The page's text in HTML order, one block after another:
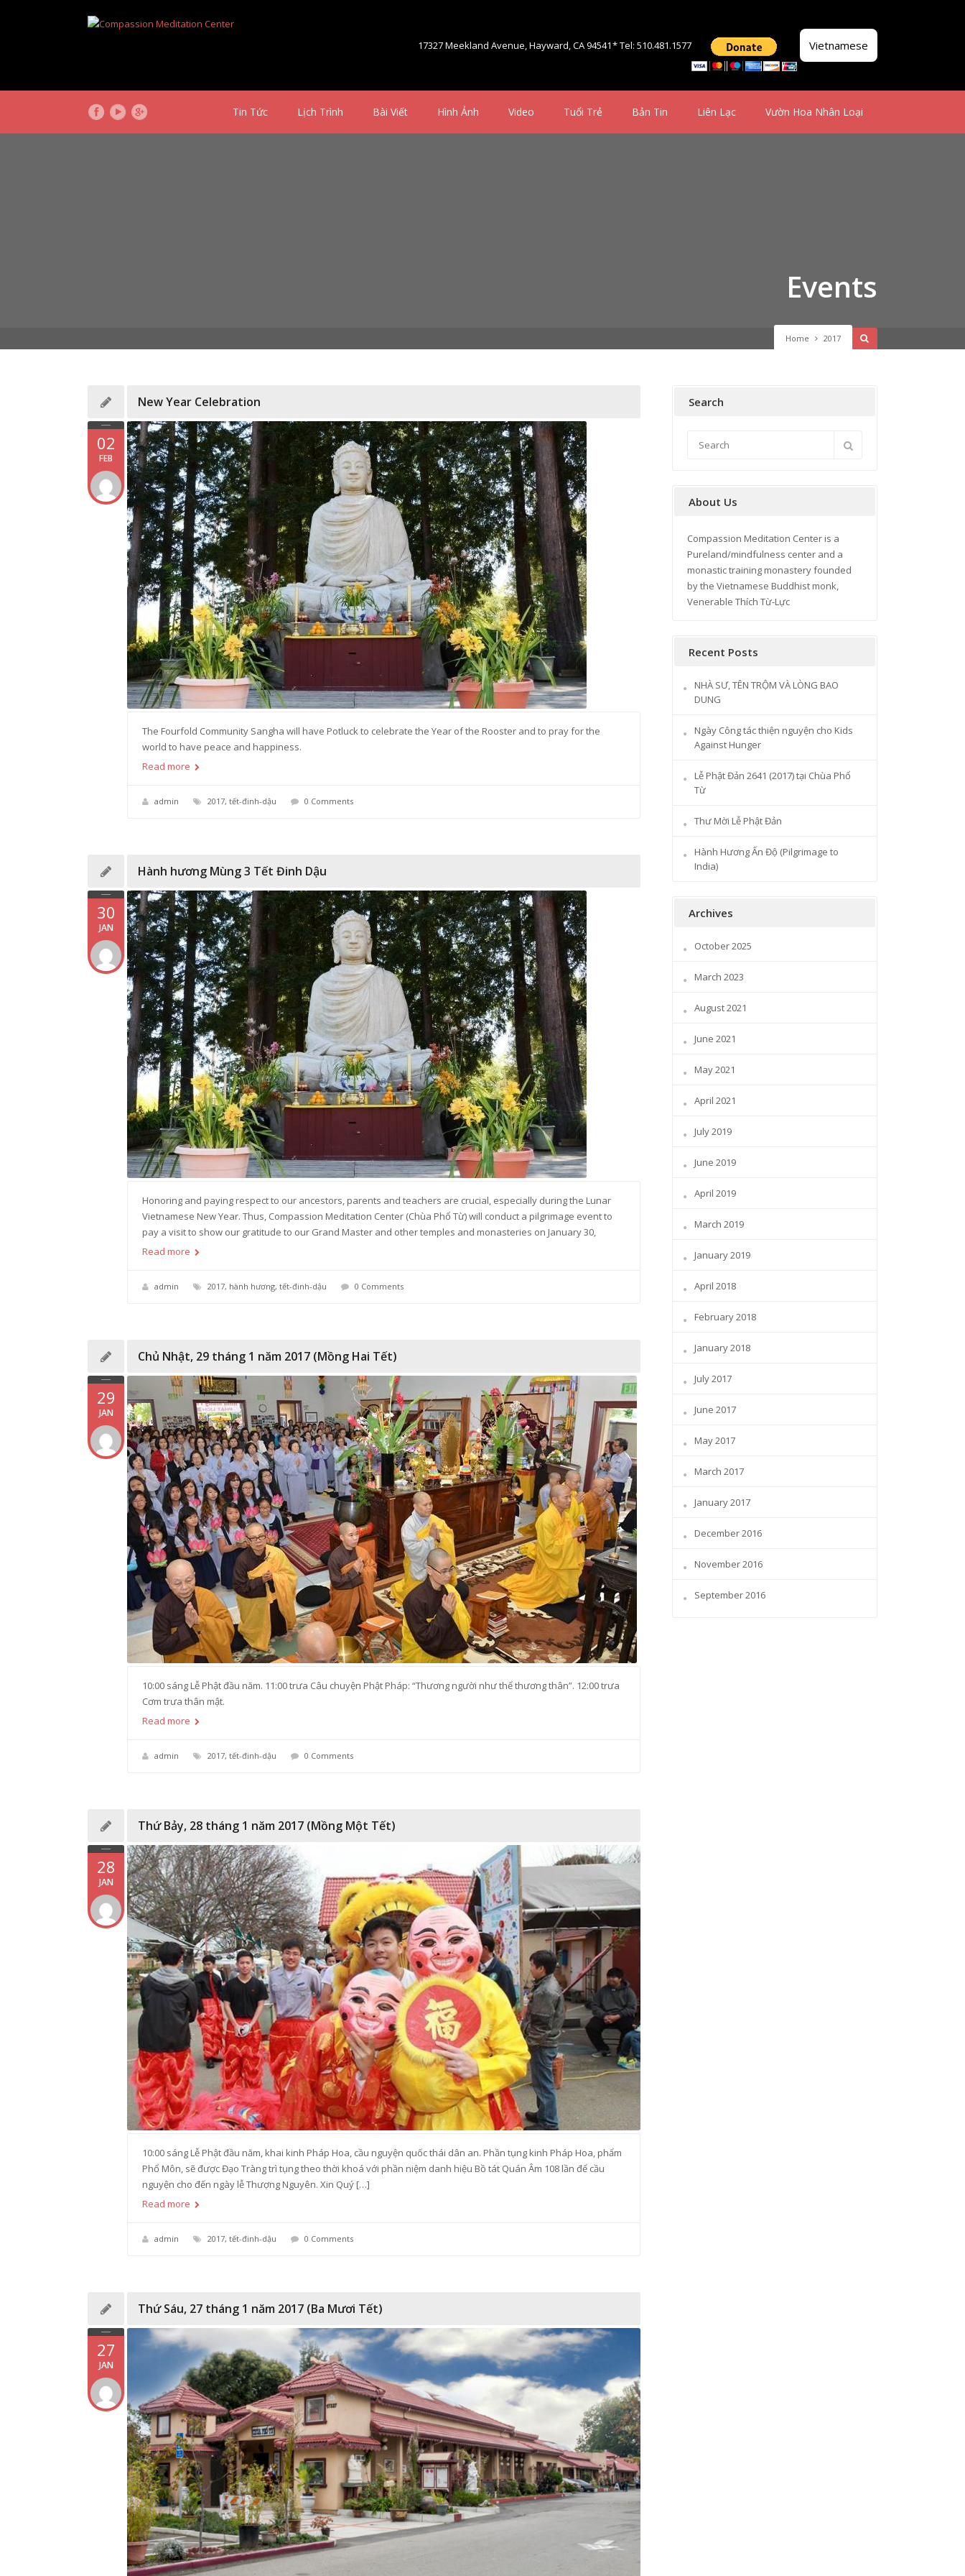
17327 Meekland Avenue, Hayward, CA 94541* Tel: 510.481.1577 Vietnamese
Tin Tức Lịch Trình Bài Viết Hình Ảnh Video Tuổi Trẻ Bản Tin Liên Lạc Vườn Hoa Nhân Loại
Home 2017
Events
02
FEB
New Year Celebration
The Fourfold Community Sangha will have Potluck to celebrate the Year of the Rooster and to pray for the
world to have peace and happiness.
Read more
admin 2017, tết-đinh-dậu 0 Comments
30
JAN
Hành hương Mùng 3 Tết Đinh Dậu
Honoring and paying respect to our ancestors, parents and teachers are crucial, especially during the Lunar
Vietnamese New Year. Thus, Compassion Meditation Center (Chùa Phổ Từ) will conduct a pilgrimage event to
pay a visit to show our gratitude to our Grand Master and other temples and monasteries on January 30,
Read more
admin 2017, hành hương, tết-đinh-dậu 0 Comments
29
JAN
Chủ Nhật, 29 tháng 1 năm 2017 (Mồng Hai Tết)
10:00 sáng Lễ Phật đầu năm. 11:00 trưa Câu chuyện Phật Pháp: “Thương người như thể thương thân”. 12:00 trưa
Cơm trưa thân mật. ​​​
Read more
admin 2017, tết-đinh-dậu 0 Comments
28
JAN
Thứ Bảy, 28 tháng 1 năm 2017 (Mồng Một Tết)
10:00 sáng Lễ Phật đầu năm, khai kinh Pháp Hoa, cầu nguyện quốc thái dân an. Phần tụng kinh Pháp Hoa, phẩm
Phổ Môn, sẽ được Đạo Tràng trì tụng theo thời khoá với phần niệm danh hiệu Bồ tát Quán Âm 108 lần để cầu
nguyện cho đến ngày lễ Thượng Nguyên. Xin Quý […]
Read more
admin 2017, tết-đinh-dậu 0 Comments
27
JAN
Thứ Sáu, 27 tháng 1 năm 2017 (Ba Mươi Tết)
Search
About Us
Compassion Meditation Center is a
Pureland/mindfulness center and a
monastic training monastery founded
by the Vietnamese Buddhist monk,
Venerable Thích Từ-Lực
Recent Posts
NHÀ SƯ, TÊN TRỘM VÀ LÒNG BAO
DUNG
Ngày Công tác thiện nguyện cho Kids
Against Hunger
Lễ Phật Đản 2641 (2017) tại Chùa Phổ
Từ
Thư Mời Lễ Phật Đản
Hành Hương Ấn Độ (Pilgrimage to
India)
Archives
October 2025
March 2023
August 2021
June 2021
May 2021
April 2021
July 2019
June 2019
April 2019
March 2019
January 2019
April 2018
February 2018
January 2018
July 2017
June 2017
May 2017
March 2017
January 2017
December 2016
November 2016
September 2016